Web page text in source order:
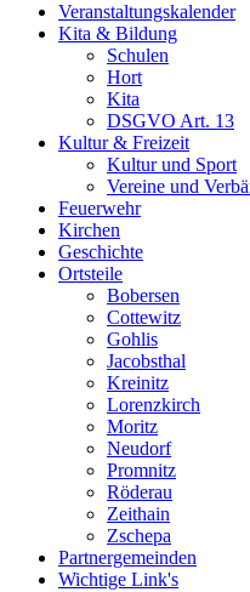
Veranstaltungskalender
Kita & Bildung
Schulen
Hort
Kita
DSGVO Art. 13
Kultur & Freizeit
Kultur und Sport
Vereine und
Feuerwehr
Kirchen
Geschichte
Ortsteile
Bobersen
Cottewitz
Gohlis
Jacobsthal
Kreinitz
Lorenzkirch
Moritz
Neudorf
Promnitz
Röderau
Zeithain
Zschepa
Partnergemeinden
Wichtige Link's